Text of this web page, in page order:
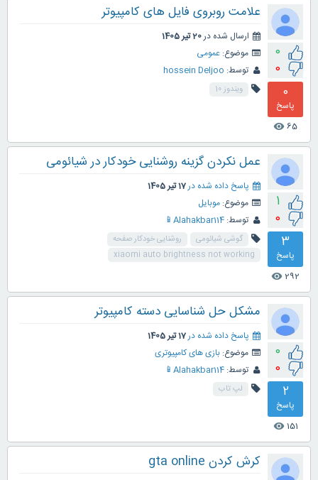
0
0
0
پاسخ
65
visibility
علامت روبروی فایل های کامپیوتر
ارسال شده در20 تیر 1405
موضوع: عمومی
توسط: hossein Deljoo
ویندوز 10
1
0
3
پاسخ
292
visibility
عمل نکردن گزینه روشنایی خودکار در شیائومی
پاسخ داده شده در17 تیر 1405
موضوع: موبایل
توسط: Alahakbar114📱
گوشی شیائومی
روشنایی خودکار صفحه
xiaomi auto brightness not working
0
0
2
پاسخ
151
visibility
مشکل حل شناسایی دسته کامپیوتر
پاسخ داده شده در17 تیر 1405
موضوع: بازی های کامپیوتری
توسط: Alahakbar114📱
لپ تاب
کرش کردن gta online